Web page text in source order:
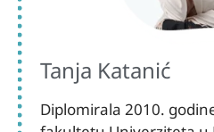
Tanja Katanić
Diplomirala 2010.